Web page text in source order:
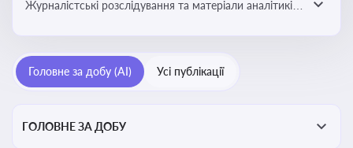
Журналістські розслідування та матеріали аналітиків
компаній, посадових осіб і пов’язаних осіб
Головне за добу (AI) Усі публікації
ГОЛОВНЕ ЗА ДОБУ